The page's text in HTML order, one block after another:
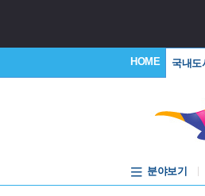
HOME 국내도
분야보기